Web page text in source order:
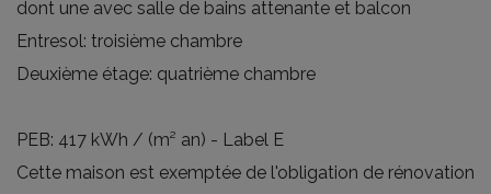
dont une avec salle de bains attenante et balcon
Entresol: troisième chambre
Deuxième étage: quatrième chambre
PEB: 417 kWh / (m² an) - Label E
Cette maison est exemptée de l'obligation de rénovation